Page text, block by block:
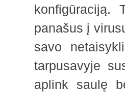
konfigūraciją.
panašus į
savo
tarpusavyje
aplink saulę